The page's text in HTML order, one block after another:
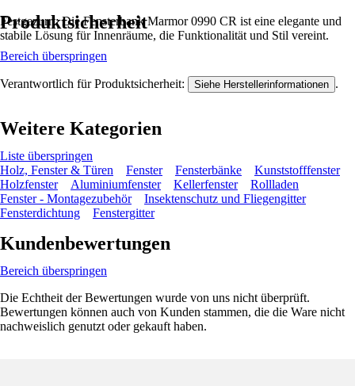
Festgezurrt: Die Fensterbank Marmor 0990 CR ist eine elegante und
stabile Lösung für Innenräume, die Funktionalität und Stil vereint.
Produktsicherheit
Bereich überspringen
Verantwortlich für Produktsicherheit: Siehe Herstellerinformationen .
Weitere Kategorien
Liste überspringen
Holz, Fenster & Türen
Fenster Fensterbänke
Kunststofffenster
Holzfenster
Aluminiumfenster Kellerfenster
Rollladen
Fenster - Montagezubehör
Insektenschutz und Fliegengitter
Fensterdichtung
Fenstergitter
Kundenbewertungen
Bereich überspringen
Die Echtheit der Bewertungen wurde von uns nicht überprüft.
Bewertungen können auch von Kunden stammen, die die Ware nicht
nachweislich genutzt oder gekauft haben.